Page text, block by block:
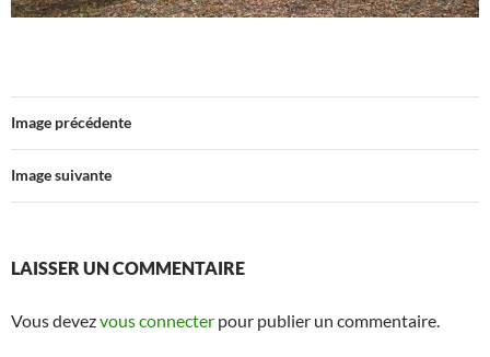
Image précédente
Image suivante
LAISSER UN COMMENTAIRE
Vous devezvous connecter pour publier un commentaire.